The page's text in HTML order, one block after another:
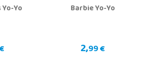
Yo Barbie Yo-Yo
2,99 €